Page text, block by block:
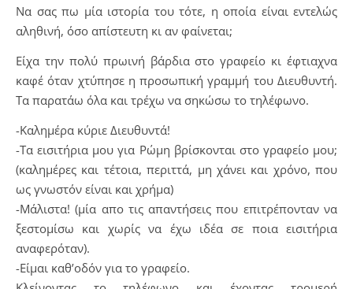
Να σας πω μία ιστορία του τότε, η οποία είναι εντελώς
αληθινή, όσο απίστευτη κι αν φαίνεται;
Είχα την πολύ πρωινή βάρδια στο γραφείο κι έφτιαχνα
καφέ όταν χτύπησε η προσωπική γραμμή του Διευθυντή.
Τα παρατάω όλα και τρέχω να σηκώσω το τηλέφωνο.
-Καλημέρα κύριε Διευθυντά!
-Τα εισιτήρια μου για Ρώμη βρίσκονται στο γραφείο μου;
(καλημέρες και τέτοια, περιττά, μη χάνει και χρόνο, που
ως γνωστόν είναι και χρήμα)
-Μάλιστα! (μία απο τις απαντήσεις που επιτρέπονταν να
ξεστομίσω και χωρίς να έχω ιδέα σε ποια εισιτήρια
αναφερόταν).
-Είμαι καθ’οδόν για το γραφείο.